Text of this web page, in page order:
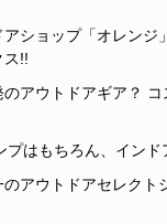
アショップ「オレンジ
ス!!
のアウトドアギア？
プはもちろん、インド
のアウトドアセレクト